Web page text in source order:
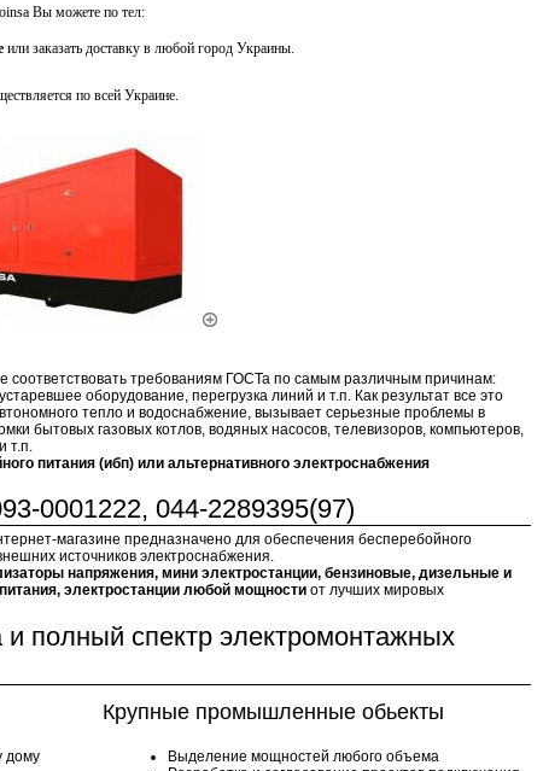
Вы можете по тел:
или заказать доставку в любой город Украины.
по всей Украине.
соответствовать требованиям ГОСТа по самым различным причинам:
оборудование, перегрузка линий и т.п. Как результат все это
тепло и водоснабжение, вызывает серьезные проблемы в
бытовых газовых котлов, водяных насосов, телевизоров, компьютеров,
т.п.
питания (ибп) или альтернативного электроснабжения
0001222, 044-2289395(97)
магазине предназначено для обеспечения бесперебойного
источников электроснабжения.
напряжения, мини электростанции, бензиновые, дизельные и
электростанции любой мощности от лучших мировых
полный спектр электромонтажных
дому
Крупные промышленные обьекты
Выделение мощностей любого объема